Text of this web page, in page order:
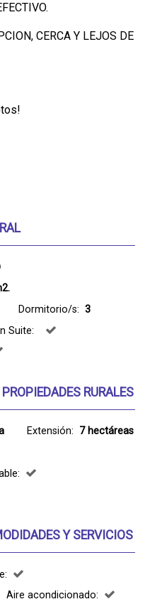
CERCA Y LEJOS DE
Dormitorio/s: 3
Suite:
RURALES
Extensión: 7 hectáreas
Y SERVICIOS
Aire acondicionado: